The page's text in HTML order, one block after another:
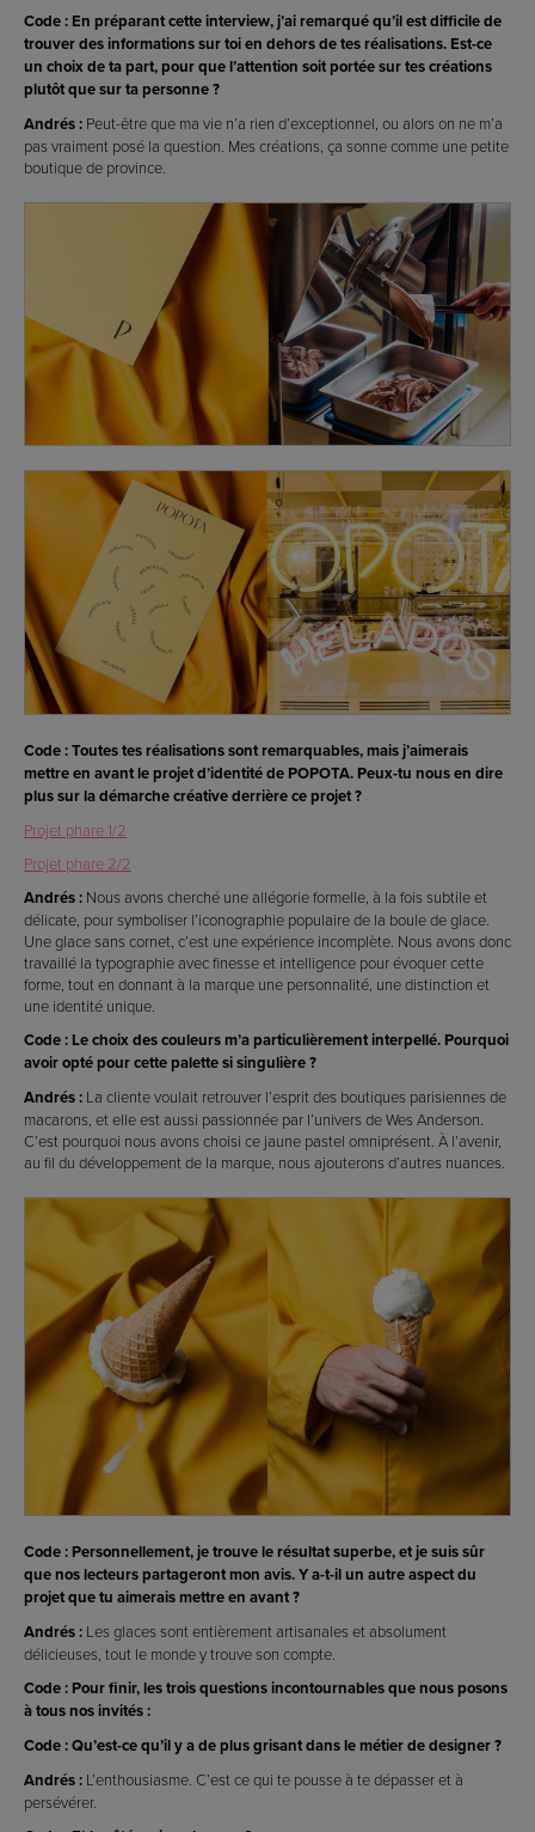
Code : En préparant cette interview, j’ai remarqué qu’il est difficile de
trouver des informations sur toi en dehors de tes réalisations. Est-ce
un choix de ta part, pour que l’attention soit portée sur tes créations
plutôt que sur ta personne ?
Andrés : Peut-être que ma vie n’a rien d’exceptionnel, ou alors on ne m’a
pas vraiment posé la question. Mes créations, ça sonne comme une petite
boutique de province.
Code : Toutes tes réalisations sont remarquables, mais j’aimerais
mettre en avant le projet d’identité de POPOTA. Peux-tu nous en dire
plus sur la démarche créative derrière ce projet ?
Projet phare 1/2
Projet phare 2/2
Andrés : Nous avons cherché une allégorie formelle, à la fois subtile et
délicate, pour symboliser l’iconographie populaire de la boule de glace.
Une glace sans cornet, c’est une expérience incomplète. Nous avons donc
travaillé la typographie avec finesse et intelligence pour évoquer cette
forme, tout en donnant à la marque une personnalité, une distinction et
une identité unique.
Code : Le choix des couleurs m’a particulièrement interpellé. Pourquoi
avoir opté pour cette palette si singulière ?
Andrés : La cliente voulait retrouver l’esprit des boutiques parisiennes de
macarons, et elle est aussi passionnée par l’univers de Wes Anderson.
C’est pourquoi nous avons choisi ce jaune pastel omniprésent. À l’avenir,
au fil du développement de la marque, nous ajouterons d’autres nuances.
Code : Personnellement, je trouve le résultat superbe, et je suis sûr
que nos lecteurs partageront mon avis. Y a-t-il un autre aspect du
projet que tu aimerais mettre en avant ?
Andrés : Les glaces sont entièrement artisanales et absolument
délicieuses, tout le monde y trouve son compte.
Code : Pour finir, les trois questions incontournables que nous posons
à tous nos invités :
Code : Qu’est-ce qu’il y a de plus grisant dans le métier de designer ?
Andrés : L’enthousiasme. C’est ce qui te pousse à te dépasser et à
persévérer.